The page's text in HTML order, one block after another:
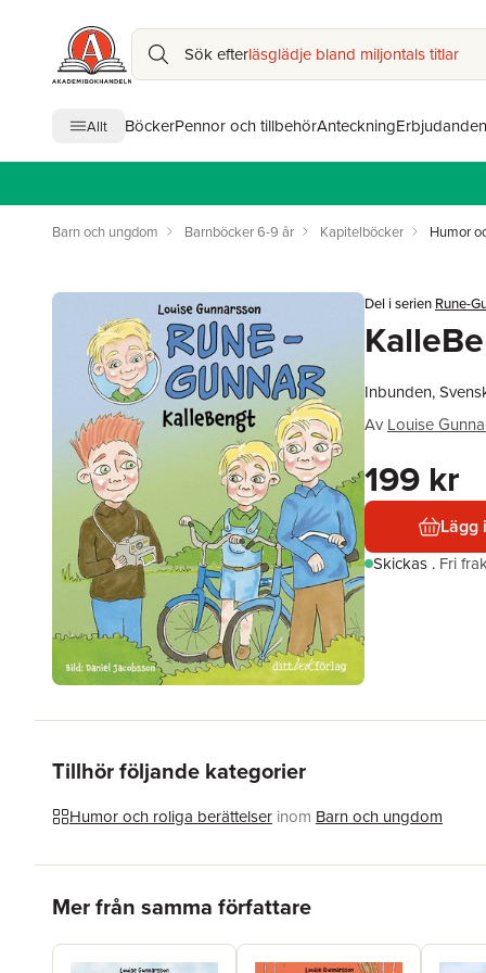
Sök efterläsglädje bland miljontals titlar
Allt BöckerPennor och tillbehörAnteckningErbjudanden
Barn och ungdom Barnböcker 6-9 år Kapitelböcker Humor
Del i serien Rune-
Inbunden,
Av Louise
199 kr
Lägg
Skickas . Fri
Tillhör följande kategorier
Humor och roliga berättelser inom Barn och ungdom
Mer från samma författare